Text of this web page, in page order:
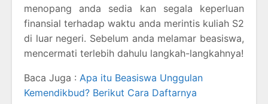
menopang anda sedia kan segala keperluan
finansial terhadap waktu anda merintis kuliah S2
di luar negeri. Sebelum anda melamar beasiswa,
mencermati terlebih dahulu langkah-langkahnya!
Baca Juga : Apa itu Beasiswa Unggulan
Kemendikbud? Berikut Cara Daftarnya